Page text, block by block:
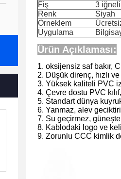
Fiş
3 iğneli
Renk
Siyah
Örneklem
Uygulama
Ürün Açıklaması:
1. oksijensiz saf bakır,
2. Düşük direnç, hızlı
3. Yüksek kaliteli PVC
4. Çevre dostu PVC
5. Standart dünya
6. Yanmaz, alev
7. Su geçirmez,
8. Kablodaki logo ve
9. Zorunlu CCC kimlik